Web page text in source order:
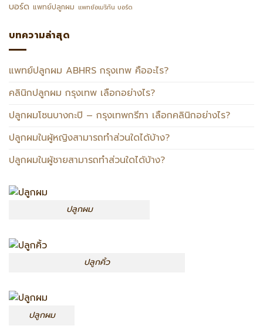
บอร์ด แพทย์ปลูกผม แพทย์อเมริกัน บอร์ด
บทความล่าสุด
แพทย์ปลูกผม ABHRS กรุงเทพ คืออะไร?
คลินิกปลูกผม กรุงเทพ เลือกอย่างไร?
ปลูกผมโซนบางกะปิ – กรุงเทพกรีฑา เลือกคลินิกอย่างไร?
ปลูกผมในผู้หญิงสามารถทำส่วนใดได้บ้าง?
ปลูกผมในผู้ชายสามารถทำส่วนใดได้บ้าง?
ปลูกผม
ปลูกคิ้ว
ปลูกผม